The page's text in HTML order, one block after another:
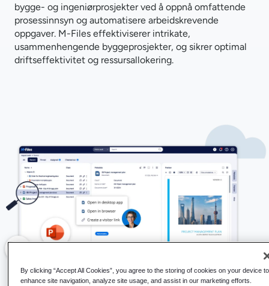
bygge- og ingeniørprosjekter ved å oppnå omfattende
prosessinnsyn og automatisere arbeidskrevende
oppgaver. M-Files effektiviserer intrikate,
usammenhengende byggeprosjekter, og sikrer optimal
driftseffektivitet og ressursallokering.
By clicking “Accept All Cookies”, you agree to the storing of cookies on your device to
enhance site navigation, analyze site usage, and assist in our marketing efforts.